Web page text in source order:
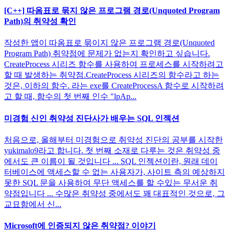
[C++] 따옴표로 묶지 않은 프로그램 경로(Unquoted Program
Path)의 취약성 확인
작성한 앱이 따옴표로 묶이지 않은 프로그램 경로(Unquoted
Program Path) 취약점에 문제가 없는지 확인하고 싶습니다.
CreateProcess 시리즈 함수를 사용하여 프로세스를 시작하려고
할 때 발생하는 취약점.CreateProcess 시리즈의 함수라고 하는
것은, 이하의 함수. 라는 exe를 CreateProcessA 함수로 시작하려
고 할 때, 함수의 첫 번째 인수 "lpAp...
미경험 신인 취약성 진단사가 배우는 SQL 인젝션
처음으로, 올해부터 미경험으로 취약성 진단의 공부를 시작한
yukimalo9라고 합니다. 첫 번째 소재로 다루는 것은 취약성 중
에서도 큰 이름이 될 것입니다 ... SQL 인젝션이란, 원래 데이
터베이스에 액세스할 수 없는 사용자가, 사이트 측의 예상하지
못한 SQL 문을 사용하여 무단 액세스를 할 수있는 무서운 취
약점입니다 ... 수많은 취약성 중에서도 꽤 대표적인 것으로, 그
교묘함에서 신...
Microsoft에 인증되지 않은 취약점? 이야기